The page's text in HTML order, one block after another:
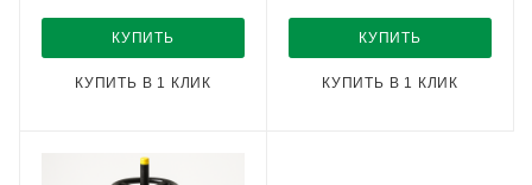
КУПИТЬ
КУПИТЬ В 1 КЛИК
КУПИТЬ
КУПИТЬ В 1 КЛИК